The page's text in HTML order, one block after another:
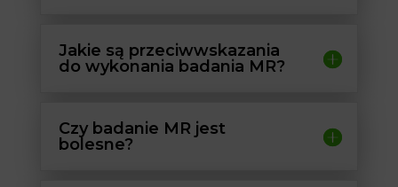
Jakie są przeciwwskazania
do wykonania badania MR?
Czy badanie MR jest
bolesne?